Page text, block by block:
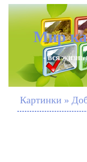
Мир
- вся жизнь
Картинки »